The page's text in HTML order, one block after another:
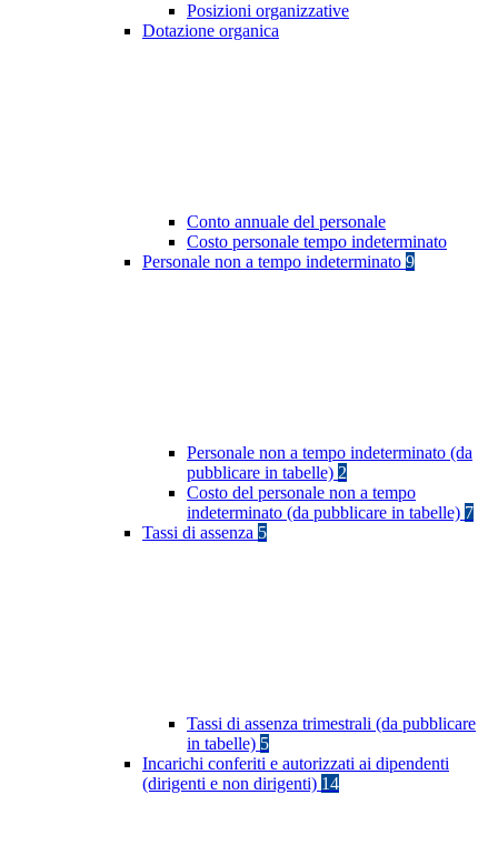
Posizioni organizzative
Dotazione organica
Conto annuale del personale
Costo personale tempo indeterminato
Personale non a tempo indeterminato 9
Personale non a tempo indeterminato (da
pubblicare in tabelle) 2
Costo del personale non a tempo
indeterminato (da pubblicare in tabelle) 7
Tassi di assenza 5
Tassi di assenza trimestrali (da pubblicare
in tabelle) 5
Incarichi conferiti e autorizzati ai dipendenti
(dirigenti e non dirigenti) 14